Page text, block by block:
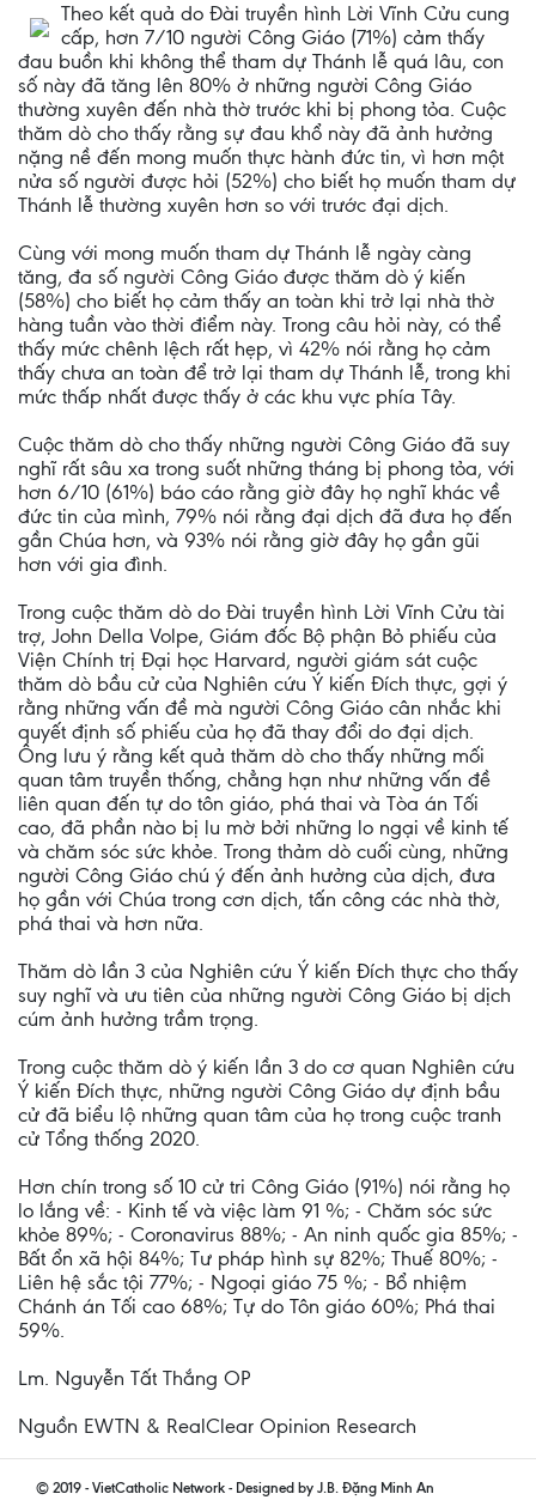
Theo kết quả do Đài truyền hình Lời Vĩnh Cửu cung
cấp, hơn 7/10 người Công Giáo (71%) cảm thấy
đau buồn khi không thể tham dự Thánh lễ quá lâu, con
số này đã tăng lên 80% ở những người Công Giáo
thường xuyên đến nhà thờ trước khi bị phong tỏa. Cuộc
thăm dò cho thấy rằng sự đau khổ này đã ảnh hưởng
nặng nề đến mong muốn thực hành đức tin, vì hơn một
nửa số người được hỏi (52%) cho biết họ muốn tham dự
Thánh lễ thường xuyên hơn so với trước đại dịch.
Cùng với mong muốn tham dự Thánh lễ ngày càng
tăng, đa số người Công Giáo được thăm dò ý kiến ​​
(58%) cho biết họ cảm thấy an toàn khi trở lại nhà thờ
hàng tuần vào thời điểm này. Trong câu hỏi này, có thể
thấy mức chênh lệch rất hẹp, vì 42% nói rằng họ cảm
thấy chưa an toàn để trở lại tham dự Thánh lễ, trong khi
mức thấp nhất được thấy ở các khu vực phía Tây.
Cuộc thăm dò cho thấy những người Công Giáo đã suy
nghĩ rất sâu xa trong suốt những tháng bị phong tỏa, với
hơn 6/10 (61%) báo cáo rằng giờ đây họ nghĩ khác về
đức tin của mình, 79% nói rằng đại dịch đã đưa họ đến
gần Chúa hơn, và 93% nói rằng giờ đây họ gần gũi
hơn với gia đình.
Trong cuộc thăm dò do Đài truyền hình Lời Vĩnh Cửu tài
trợ, John Della Volpe, Giám đốc Bộ phận Bỏ phiếu của
Viện Chính trị Đại học Harvard, người giám sát cuộc
thăm dò bầu cử của Nghiên cứu Ý kiến Đích thực, gợi ý
rằng những vấn đề mà người Công Giáo cân nhắc khi
quyết định số phiếu của họ đã thay đổi do đại dịch.
Ông lưu ý rằng kết quả thăm dò cho thấy những mối
quan tâm truyền thống, chẳng hạn như những vấn đề
liên quan đến tự do tôn giáo, phá thai và Tòa án Tối
cao, đã phần nào bị lu mờ bởi những lo ngại về kinh tế
và chăm sóc sức khỏe. Trong thảm dò cuối cùng, những
người Công Giáo chú ý đến ảnh hưởng của dịch, đưa
họ gần với Chúa trong cơn dịch, tấn công các nhà thờ,
phá thai và hơn nữa.
Thăm dò lần 3 của Nghiên cứu Ý kiến Đích thực cho thấy
suy nghĩ và ưu tiên của những người Công Giáo bị dịch
cúm ảnh hưởng trầm trọng.
Trong cuộc thăm dò ý kiến lần 3 do cơ quan Nghiên cứu
Ý kiến Đích thực, những người Công Giáo dự định bầu
cử đã biểu lộ những quan tâm của họ trong cuộc tranh
cử Tổng thống 2020.
Hơn chín trong số 10 cử tri Công Giáo (91%) nói rằng họ
lo lắng về: - Kinh tế và việc làm 91 %; - Chăm sóc sức
khỏe 89%; - Coronavirus 88%; - An ninh quốc gia 85%; -
Bất ổn xã hội 84%; Tư pháp hình sự 82%; Thuế 80%; -
Liên hệ sắc tội 77%; - Ngoại giáo 75 %; - Bổ nhiệm
Chánh án Tối cao 68%; Tự do Tôn giáo 60%; Phá thai
59%.
Lm. Nguyễn Tất Thắng OP
Nguồn EWTN & RealClear Opinion Research
© 2019 - VietCatholic Network - Designed by J.B. Đặng Minh An